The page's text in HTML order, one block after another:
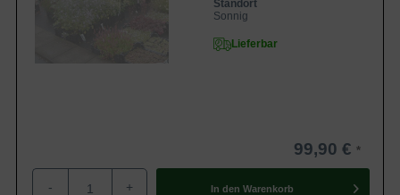
Standort
Sonnig
Lieferbar
99,90 €
- + In den Warenkorb